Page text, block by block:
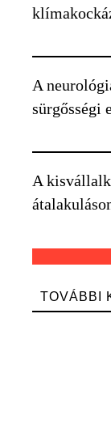
válnak
A
sürgősségi
A
TOVÁBBI